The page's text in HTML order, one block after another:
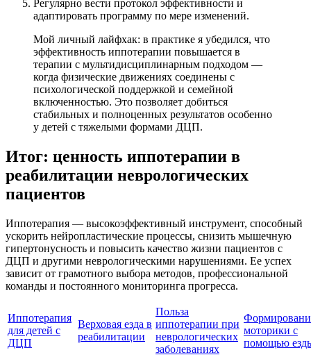
Регулярно вести протокол эффективности и
адаптировать программу по мере изменений.
Мой личный лайфхак: в практике я убедился, что
эффективность иппотерапии повышается в
терапии с мультидисциплинарным подходом —
когда физические движениях соединены с
психологической поддержкой и семейной
включенностью. Это позволяет добиться
стабильных и полноценных результатов особенно
у детей с тяжелыми формами ДЦП.
Итог: ценность иппотерапии в
реабилитации неврологических
пациентов
Иппотерапия — высокоэффективный инструмент, способный
ускорить нейропластические процессы, снизить мышечную
гипертонусность и повысить качество жизни пациентов с
ДЦП и другими неврологическими нарушениями. Ее успех
зависит от грамотного выбора методов, профессиональной
команды и постоянного мониторинга прогресса.
Иппотерапия
для детей с
ДЦП
Верховая езда в
реабилитации
Польза
иппотерапии при
неврологических
заболеваниях
моторики с
помощью